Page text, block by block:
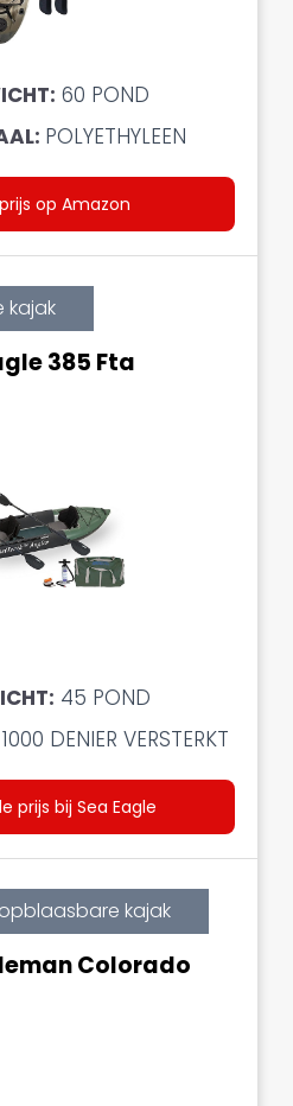
60 POND
POLYETHYLEEN
op Amazon
kajak
385 Fta
45 POND
1000 DENIER VERSTERKT
prijs bij Sea Eagle
kajak
Colorado